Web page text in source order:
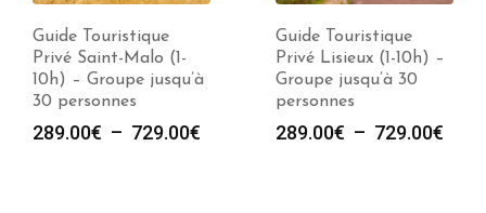
Guide Touristique
Privé Saint-Malo (1-
10h) – Groupe jusqu’à
30 personnes
289.00€ – 729.00€
Guide Touristique
Privé Lisieux (1-10h) –
Groupe jusqu’à 30
personnes
289.00€ – 729.00€